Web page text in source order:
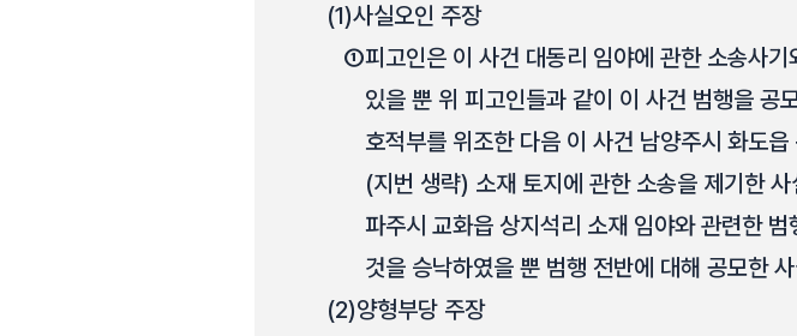
(1)사실오인 주장
①피고인은 이 사건 대동리 임야에 관한 소송사
있을 뿐 위 피고인들과 같이 이 사건 범행을
호적부를 위조한 다음 이 사건 남양주시 화도
(지번 생략) 소재 토지에 관한 소송을 제기한
파주시 교화읍 상지석리 소재 임야와 관련한
것을 승낙하였을 뿐 범행 전반에 대해 공모한
(2)양형부당 주장